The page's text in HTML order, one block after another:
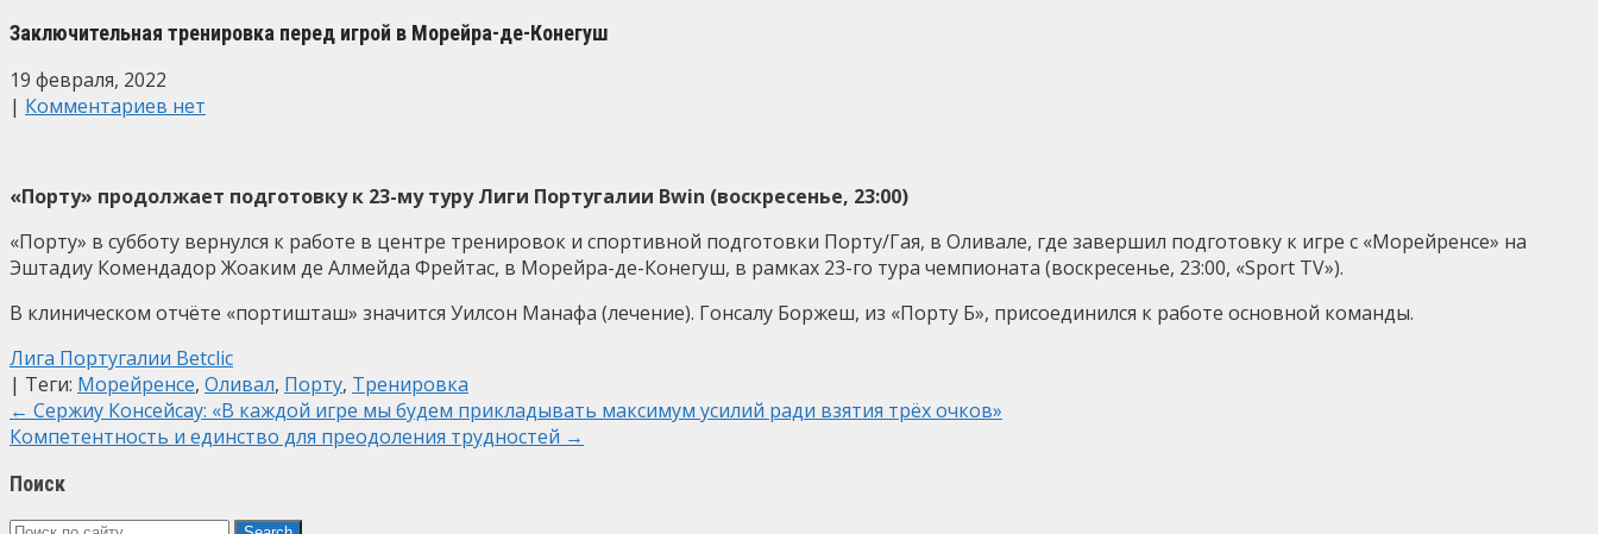
Заключительная тренировка перед игрой в Морейра-де-Конегуш
19 февраля, 2022
| Комментариев нет
«Порту» продолжает подготовку к 23-му туру Лиги Португалии Bwin (воскресенье, 23:00)
«Порту» в субботу вернулся к работе в центре тренировок и спортивной подготовки Порту/Гая, в Оливале, где завершил подготовку к игре с «Морейренсе» на
Эштадиу Комендадор Жоаким де Алмейда Фрейтас, в Морейра-де-Конегуш, в рамках 23-го тура чемпионата (воскресенье, 23:00, «Sport TV»).
В клиническом отчёте «портишташ» значится Уилсон Манафа (лечение). Гонсалу Боржеш, из «Порту Б», присоединился к работе основной команды.
Лига Португалии Betclic
| Теги: Морейренсе, Оливал, Порту, Тренировка
Post
navigation
← Сержиу Консейсау: «В каждой игре мы будем прикладывать максимум усилий ради взятия трёх очков»
Компетентность и единство для преодоления трудностей →
Поиск